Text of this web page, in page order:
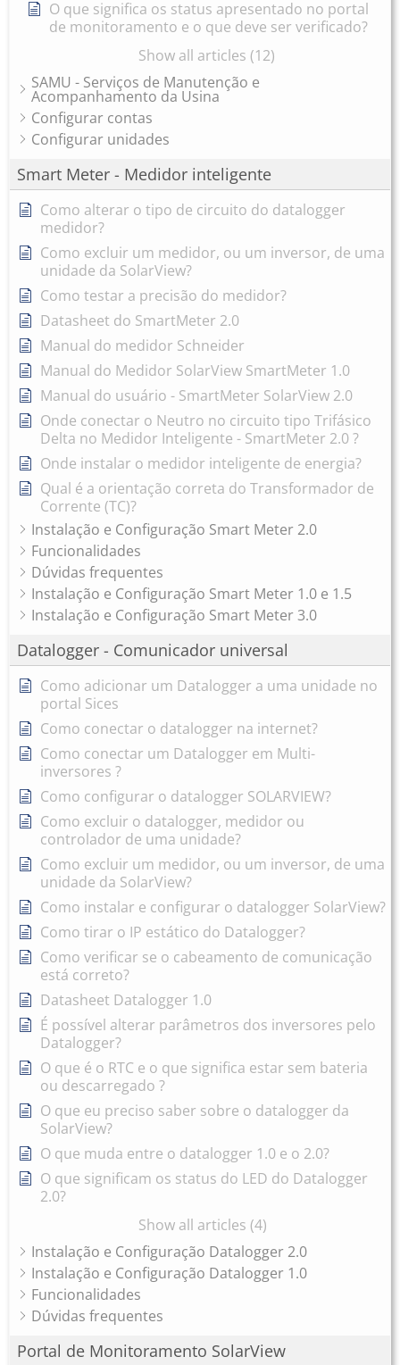
O que significa os status apresentado no portal
de monitoramento e o que deve ser verificado?
Show all articles (12)
SAMU - Serviços de Manutenção e
Acompanhamento da Usina
Configurar contas
Configurar unidades
Smart Meter - Medidor inteligente
Como alterar o tipo de circuito do datalogger
medidor?
Como excluir um medidor, ou um inversor, de uma
unidade da SolarView?
Como testar a precisão do medidor?
Datasheet do SmartMeter 2.0
Manual do medidor Schneider
Manual do Medidor SolarView SmartMeter 1.0
Manual do usuário - SmartMeter SolarView 2.0
Onde conectar o Neutro no circuito tipo Trifásico
Delta no Medidor Inteligente - SmartMeter 2.0 ?
Onde instalar o medidor inteligente de energia?
Qual é a orientação correta do Transformador de
Corrente (TC)?
Instalação e Configuração Smart Meter 2.0
Funcionalidades
Dúvidas frequentes
Instalação e Configuração Smart Meter 1.0 e 1.5
Instalação e Configuração Smart Meter 3.0
Datalogger - Comunicador universal
Como adicionar um Datalogger a uma unidade no
portal Sices
Como conectar o datalogger na internet?
Como conectar um Datalogger em Multi-
inversores ?
Como configurar o datalogger SOLARVIEW?
Como excluir o datalogger, medidor ou
controlador de uma unidade?
Como excluir um medidor, ou um inversor, de uma
unidade da SolarView?
Como instalar e configurar o datalogger SolarView?
Como tirar o IP estático do Datalogger?
Como verificar se o cabeamento de comunicação
está correto?
Datasheet Datalogger 1.0
É possível alterar parâmetros dos inversores pelo
Datalogger?
O que é o RTC e o que significa estar sem bateria
ou descarregado ?
O que eu preciso saber sobre o datalogger da
SolarView?
O que muda entre o datalogger 1.0 e o 2.0?
O que significam os status do LED do Datalogger
2.0?
Show all articles (4)
Instalação e Configuração Datalogger 2.0
Instalação e Configuração Datalogger 1.0
Funcionalidades
Dúvidas frequentes
Portal de Monitoramento SolarView